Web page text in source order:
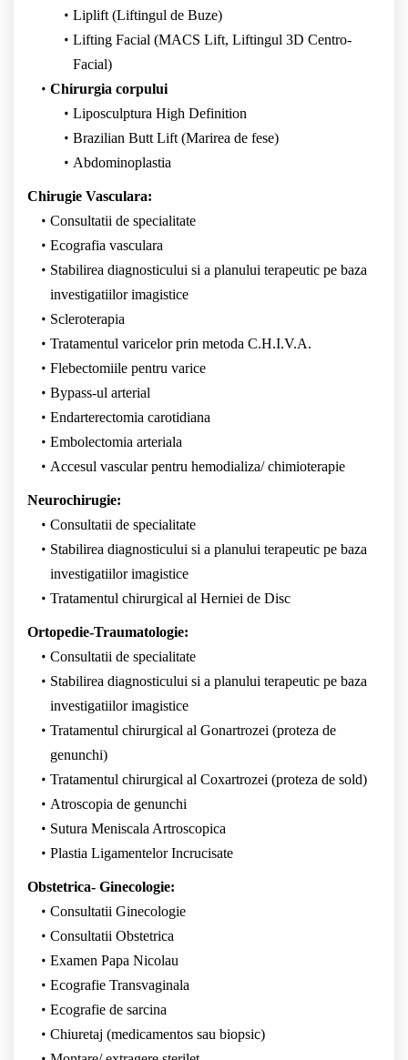
Liplift (Liftingul de Buze)
Lifting Facial (MACS Lift, Liftingul 3D Centro-
Facial)
Chirurgia corpului
Liposculptura High Definition
Brazilian Butt Lift (Marirea de fese)
Abdominoplastia
Chirugie Vasculara:
Consultatii de specialitate
Ecografia vasculara
Stabilirea diagnosticului si a planului terapeutic pe baza
investigatiilor imagistice
Scleroterapia
Tratamentul varicelor prin metoda C.H.I.V.A.
Flebectomiile pentru varice
Bypass-ul arterial
Endarterectomia carotidiana
Embolectomia arteriala
Accesul vascular pentru hemodializa/ chimioterapie
Neurochirugie:
Consultatii de specialitate
Stabilirea diagnosticului si a planului terapeutic pe baza
investigatiilor imagistice
Tratamentul chirurgical al Herniei de Disc
Ortopedie-Traumatologie:
Consultatii de specialitate
Stabilirea diagnosticului si a planului terapeutic pe baza
investigatiilor imagistice
Tratamentul chirurgical al Gonartrozei (proteza de
genunchi)
Tratamentul chirurgical al Coxartrozei (proteza de sold)
Atroscopia de genunchi
Sutura Meniscala Artroscopica
Plastia Ligamentelor Incrucisate
Obstetrica- Ginecologie:
Consultatii Ginecologie
Consultatii Obstetrica
Examen Papa Nicolau
Ecografie Transvaginala
Ecografie de sarcina
Chiuretaj (medicamentos sau biopsic)